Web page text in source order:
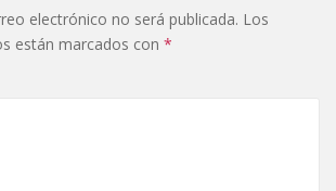
electrónico no será publicada. Los
están marcados con *